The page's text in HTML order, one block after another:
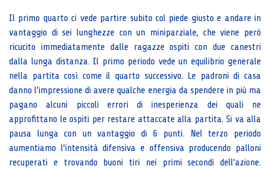
Il primo quarto ci vede partire subito col piede giusto e andare in
vantaggio di sei lunghezze con un miniparziale, che viene però
ricucito immediatamente dalle ragazze ospiti con due canestri
dalla lunga distanza. Il primo periodo vede un equilibrio generale
nella partita così come il quarto successivo. Le padroni di casa
danno l’impressione di avere qualche energia da spendere in più ma
pagano alcuni piccoli errori di inesperienza dei quali ne
approfittano le ospiti per restare attaccate alla partita. Si va alla
pausa lunga con un vantaggio di 6 punti. Nel terzo periodo
aumentiamo l’intensità difensiva e offensiva producendo palloni
recuperati e trovando buoni tiri nei primi secondi dell’azione.